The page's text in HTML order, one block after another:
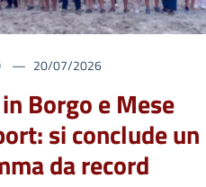
20/07/2026
Borgo e Mese
si conclude un
da record